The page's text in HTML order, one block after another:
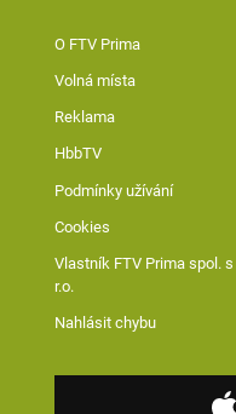
O FTV Prima
Volná místa
Reklama
HbbTV
Podmínky užívání
Cookies
Vlastník FTV Prima spol. s
r.o.
Nahlásit chybu